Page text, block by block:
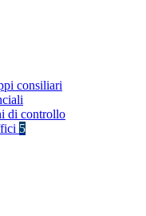
consiliari
di controllo
5